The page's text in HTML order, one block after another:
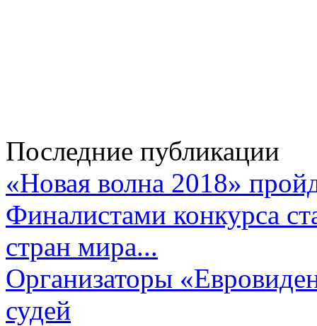
Последние публикации
«Новая волна 2018»
Финалистами конкурса
стран мира...
Организаторы
судей